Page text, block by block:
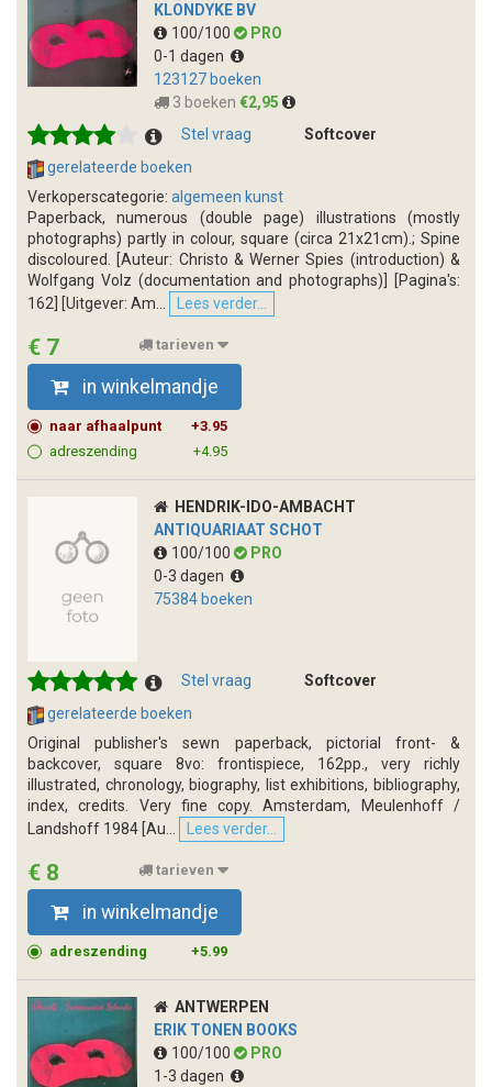
KLONDYKE BV
100/100
PRO
0-1 dagen
123127 boeken
3 boeken €2,95
Stel vraag
Softcover
gerelateerde boeken
Verkoperscategorie: algemeen kunst
Paperback, numerous (double page) illustrations (mostly
photographs) partly in colour, square (circa 21x21cm).; Spine
discoloured. [Auteur: Christo & Werner Spies (introduction) &
Wolfgang Volz (documentation and photographs)] [Pagina's:
162] [Uitgever: Am...
Lees verder...
€ 7 tarieven
in winkelmandje
naar afhaalpunt
+3.95
adreszending
+4.95
HENDRIK-IDO-AMBACHT
ANTIQUARIAAT SCHOT
100/100
PRO
0-3 dagen
75384 boeken
Stel vraag
Softcover
gerelateerde boeken
Original publisher's sewn paperback, pictorial front- &
backcover, square 8vo: frontispiece, 162pp., very richly
illustrated, chronology, biography, list exhibitions, bibliography,
index, credits. Very fine copy. Amsterdam, Meulenhoff /
Landshoff 1984 [Au...
Lees verder...
€ 8 tarieven
in winkelmandje
adreszending +5.99
ANTWERPEN
ERIK TONEN BOOKS
100/100
PRO
1-3 dagen